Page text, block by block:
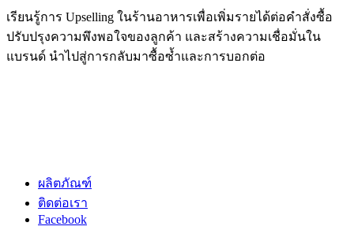
เรียนรู้การ Upselling ในร้านอาหารเพื่อเพิ่มรายได้ต่อคำสั่งซื้อ
ปรับปรุงความพึงพอใจของลูกค้า และสร้างความเชื่อมั่นใน
แบรนด์ นำไปสู่การกลับมาซื้อซ้ำและการบอกต่อ
ผลิตภัณฑ์
ติดต่อเรา
Facebook